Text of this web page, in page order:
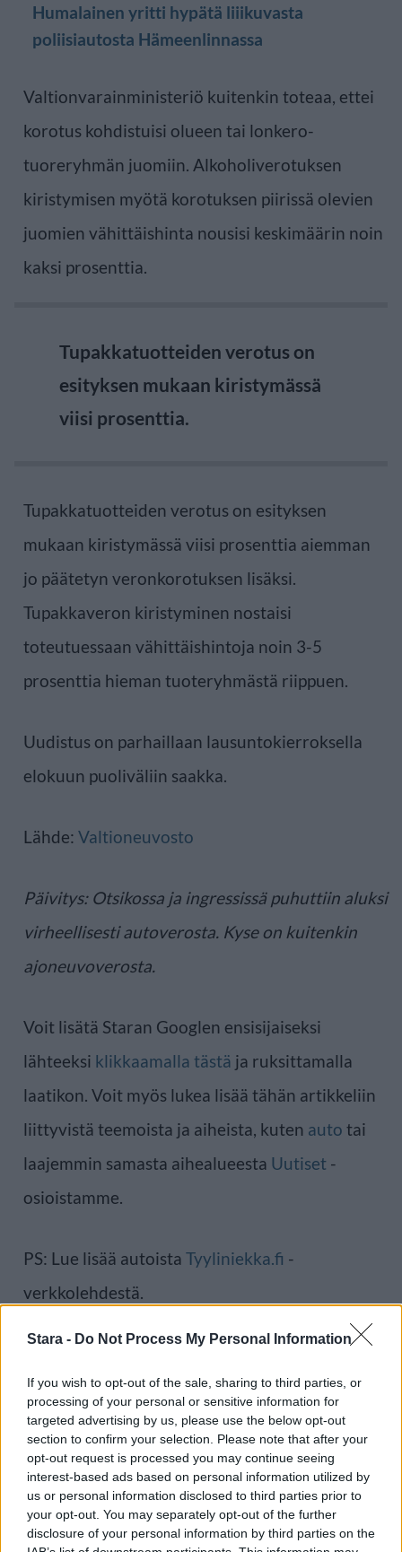
Stara - Do Not Process My Personal Information
If you wish to opt-out of the sale, sharing to third parties, or
processing of your personal or sensitive information for
targeted advertising by us, please use the below opt-out
section to confirm your selection. Please note that after your
opt-out request is processed you may continue seeing
interest-based ads based on personal information utilized by
us or personal information disclosed to third parties prior to
your opt-out. You may separately opt-out of the further
disclosure of your personal information by third parties on the
Humalainen yritti hypätä liiikuvasta
poliisiautosta Hämeenlinnassa
Valtionvarainministeriö kuitenkin toteaa, ettei
korotus kohdistuisi olueen tai lonkero-
tuoreryhmän juomiin. Alkoholiverotuksen
kiristymisen myötä korotuksen piirissä olevien
juomien vähittäishinta nousisi keskimäärin noin
kaksi prosenttia.
Tupakkatuotteiden verotus on
esityksen mukaan kiristymässä
viisi prosenttia.
Tupakkatuotteiden verotus on esityksen
mukaan kiristymässä viisi prosenttia aiemman
jo päätetyn veronkorotuksen lisäksi.
Tupakkaveron kiristyminen nostaisi
toteutuessaan vähittäishintoja noin 3-5
prosenttia hieman tuoteryhmästä riippuen.
Uudistus on parhaillaan lausuntokierroksella
elokuun puoliväliin saakka.
Lähde: Valtioneuvosto
Päivitys: Otsikossa ja ingressissä puhuttiin aluksi
virheellisesti autoverosta. Kyse on kuitenkin
ajoneuvoverosta.
Voit lisätä Staran Googlen ensisijaiseksi
lähteeksi klikkaamalla tästä ja ruksittamalla
laatikon. Voit myös lukea lisää tähän artikkeliin
liittyvistä teemoista ja aiheista, kuten auto tai
laajemmin samasta aihealueesta Uutiset -
osioistamme.
PS: Lue lisää autoista Tyyliniekka.fi -
verkkolehdestä.
Ilmoita virheestä·Tietoa meistä·Toimitusperiaatteet